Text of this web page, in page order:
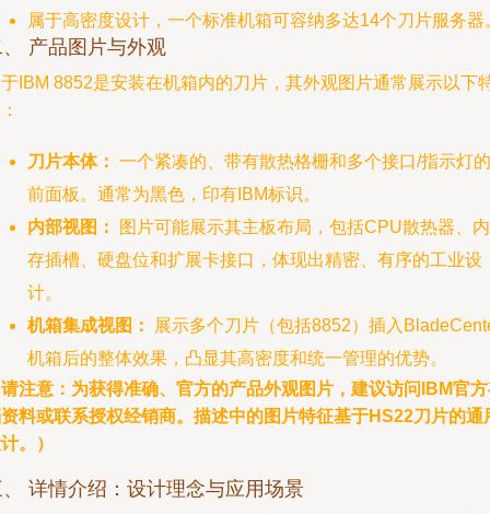
属于高密度设计，一个标准机箱可容纳多达14个刀片服务器
产品图片与外观
IBM 8852是安装在机箱内的刀片，其外观图片通常展示以下
刀片本体： 一个紧凑的、带有散热格栅和多个接口/指示灯的
前面板。通常为黑色，印有IBM标识。
内部视图：
图片可能展示其主板布局，包括CPU散热器、内
存插槽、硬盘位和扩展卡接口，体现出精密、有序的工业设
计。
机箱集成视图：
展示多个刀片（包括8852）插入
机箱后的整体效果，凸显其高密度和统一管理的优势。
注意：为获得准确、官方的产品外观图片，建议访问IBM官
料或联系授权经销商。描述中的图片特征基于HS22刀片的通
。）
详情介绍：设计理念与应用场景